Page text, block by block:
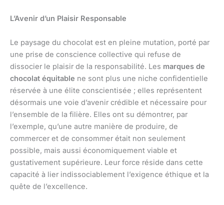
L’Avenir d’un Plaisir Responsable
Le paysage du chocolat est en pleine mutation, porté par
une prise de conscience collective qui refuse de
dissocier le plaisir de la responsabilité. Les marques de
chocolat équitable ne sont plus une niche confidentielle
réservée à une élite conscientisée ; elles représentent
désormais une voie d’avenir crédible et nécessaire pour
l’ensemble de la filière. Elles ont su démontrer, par
l’exemple, qu’une autre manière de produire, de
commercer et de consommer était non seulement
possible, mais aussi économiquement viable et
gustativement supérieure. Leur force réside dans cette
capacité à lier indissociablement l’exigence éthique et la
quête de l’excellence.